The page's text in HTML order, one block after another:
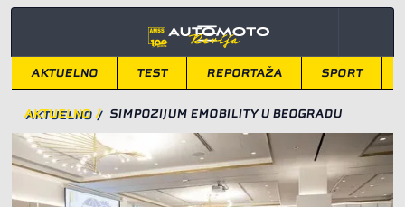
AKTUELNO TEST REPORTAŽA SPORT
AKTUELNO / SIMPOZIJUM EMOBILITY U BEOGRADU